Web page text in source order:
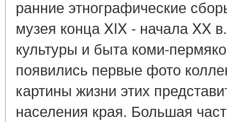
ранние этнографические
музея конца XIX - начала XX
культуры и быта коми-
появились первые фото
картины жизни этих
населения края. Большая